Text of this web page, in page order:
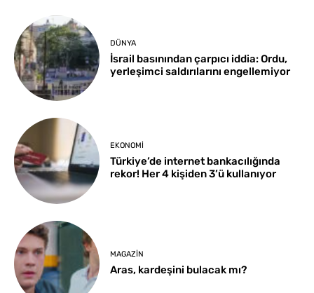
DÜNYA
İsrail basınından çarpıcı iddia: Ordu,
yerleşimci saldırılarını engellemiyor
EKONOMI
Türkiye’de internet bankacılığında
rekor! Her 4 kişiden 3’ü kullanıyor
MAGAZIN
Aras, kardeşini bulacak mı?